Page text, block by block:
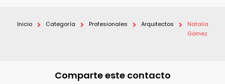
Inicio Categoría Profesionales Arquitectos
Natalia
Gómez
Comparte este contacto